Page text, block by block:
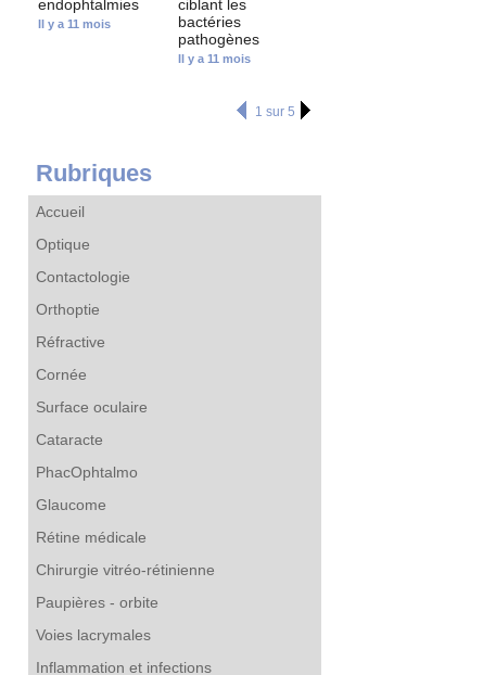
endophtalmies
Il y a 11 mois
ciblant les
bactéries
pathogènes
Il y a 11 mois
1 sur 5
Rubriques
Accueil
Optique
Contactologie
Orthoptie
Réfractive
Cornée
Surface oculaire
Cataracte
PhacOphtalmo
Glaucome
Rétine médicale
Chirurgie vitréo-rétinienne
Paupières - orbite
Voies lacrymales
Inflammation et infections